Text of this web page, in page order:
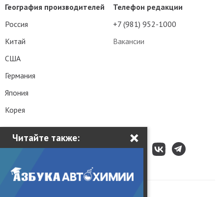
Читайте также: ×
Телефон редакции
+7 (981) 952-1000
Вакансии
География производителей
Россия
Китай
США
Германия
Япония
Корея